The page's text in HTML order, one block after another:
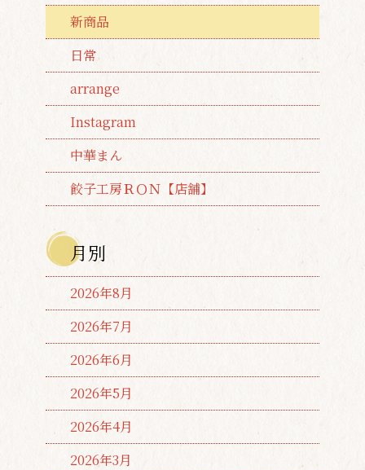
新商品
日常
arrange
Instagram
中華まん
餃子工房ＲＯＮ【店舗】
月別
2026年8月
2026年7月
2026年6月
2026年5月
2026年4月
2026年3月